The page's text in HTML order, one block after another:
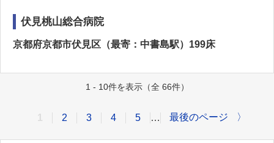
伏見桃山総合病院
京都府京都市伏見区（最寄：中書島駅）199床
1 - 10件を表示（全 66件）
2 3 4 5 … 最後のページ 〉